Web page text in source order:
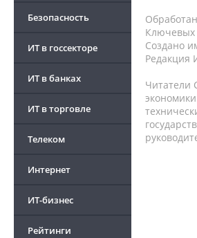
Безопасность
ИТ в госсекторе
ИТ в банках
ИТ в торговле
Телеком
Интернет
ИТ-бизнес
Рейтинги
Ключевых
Создано
Редакция
Читатели